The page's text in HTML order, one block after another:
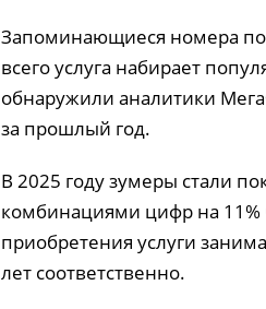
Запоминающиеся номера
всего услуга набирает
обнаружили аналитики
за прошлый год.
В 2025 году зумеры стали
комбинациями цифр на 11%
приобретения услуги
лет соответственно.